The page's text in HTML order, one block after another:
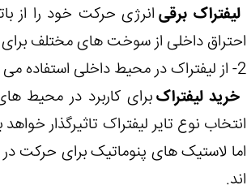
لیفتراک برقیانرژی حرکت خود را از
احتراق داخلی از سوخت های مختلف برای
2- از لیفتراک در محیط داخلی استفاده می کنید یا در فضای آزاد؟
خرید لیفتراکبرای کاربرد در محیط
انتخاب نوع تایر لیفتراک تاثیرگذار
اما لاستیک های پنوماتیک برای
اند.